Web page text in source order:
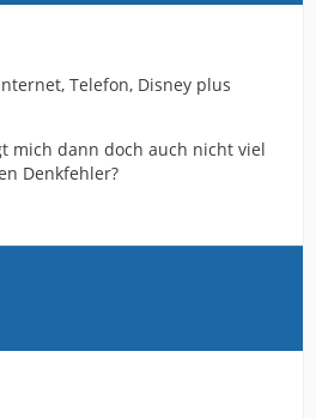
Telefon, Disney plus
mich dann doch auch nicht viel
Denkfehler?